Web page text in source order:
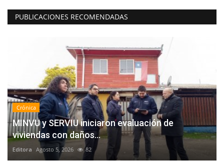
PUBLICACIONES RECOMENDADAS
Crónica
MINVU y SERVIU iniciaron evaluación de
viviendas con daños...
Editora Agosto 5, 2026 82